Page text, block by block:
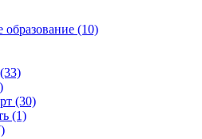
образование (10)
(30)
(1)